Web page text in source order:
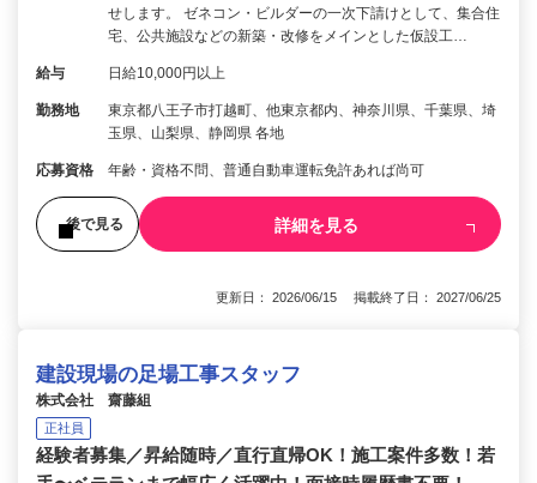
せします。 ゼネコン・ビルダーの一次下請けとして、集合住
宅、公共施設などの新築・改修をメインとした仮設工…
給与 日給10,000円以上
勤務地
東京都八王子市打越町、他東京都内、神奈川県、千葉県、埼
玉県、山梨県、静岡県 各地
応募資格 年齢・資格不問、普通自動車運転免許あれば尚可
後で見る 詳細を見る
更新日： 2026/06/15 掲載終了日： 2027/06/25
建設現場の足場工事スタッフ
株式会社 齋藤組
正社員
経験者募集／昇給随時／直行直帰OK！施工案件多数！若